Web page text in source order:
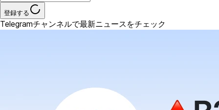
登録する
Telegramチャンネルで最新ニュースをチェック